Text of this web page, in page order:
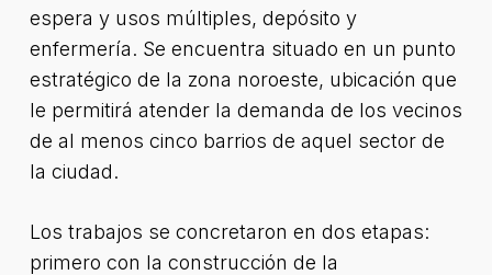
espera y usos múltiples, depósito y
enfermería. Se encuentra situado en un punto
estratégico de la zona noroeste, ubicación que
le permitirá atender la demanda de los vecinos
de al menos cinco barrios de aquel sector de
la ciudad.
Los trabajos se concretaron en dos etapas:
primero con la construcción de la